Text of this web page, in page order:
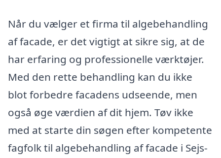
Når du vælger et firma til algebehandling
af facade, er det vigtigt at sikre sig, at de
har erfaring og professionelle værktøjer.
Med den rette behandling kan du ikke
blot forbedre facadens udseende, men
også øge værdien af dit hjem. Tøv ikke
med at starte din søgen efter kompetente
fagfolk til algebehandling af facade i Sejs-